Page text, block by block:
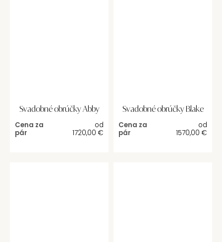
Svadobné obrúčky Abby
Cena za
pár
od
1720,00 €
Svadobné obrúčky Blake
Cena za
pár
od
1570,00 €